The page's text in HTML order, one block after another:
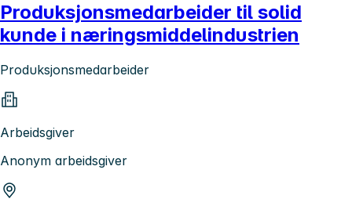
Produksjonsmedarbeider til solid
kunde i næringsmiddelindustrien
Produksjonsmedarbeider
Arbeidsgiver
Anonym arbeidsgiver